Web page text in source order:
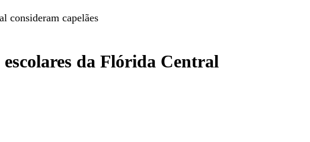
consideram capelães
da Flórida Central